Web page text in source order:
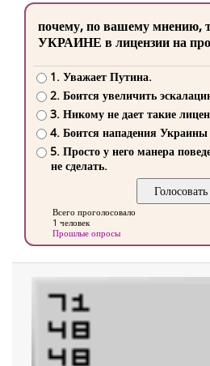
почему, по вашему мнению,
УКРАИНЕ в лицензии на
1. Уважает Путина.
2. Боится увеличить
3. Никому не дает такие
4. Боится нападения
5. Просто у него манера
не сделать.
Всего проголосовало
1 человек
Прошлые опросы